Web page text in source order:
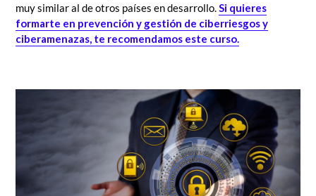
muy similar al de otros países en desarrollo.Si quieres
formarte en prevención y gestión de ciberriesgos y
ciberamenazas, te recomendamos este curso.